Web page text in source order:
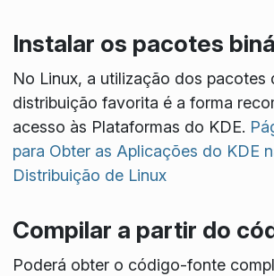
Instalar os pacotes
No Linux, a utilização dos pacotes
distribuição favorita é a forma
acesso às Plataformas do KDE.
para Obter as Aplicações do KDE
Distribuição de Linux
Compilar a partir do
Poderá obter o código-fonte